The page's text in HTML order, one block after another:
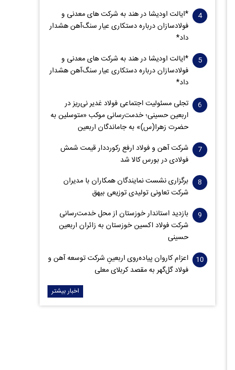
*ایالت اودیشا در هند به شرکت های معدنی و
فولادسازان درباره دستکاری عیار سنگ‌آهن هشدار
داد*
*ایالت اودیشا در هند به شرکت های معدنی و
فولادسازان درباره دستکاری عیار سنگ‌آهن هشدار
داد*
تجلی مسئولیت اجتماعی فولاد غدیر نی‌ریز در
اربعین حسینی؛ خدمت‌رسانی موکب «متوسلین به
حضرت زهرا(س)» به جاماندگان اربعین
شرکت آهن و فولاد ارفع رکورددار قیمت شمش
فولادی در بورس کالا شد
برگزاری نشست نمایندگان همکاران با مدیران
شرکت تعاونی تولیدی توزیعی بیهق
بازدید استاندار خوزستان از محل خدمت‌رسانی
شرکت فولاد اکسین خوزستان به زائران اربعین
حسینی
اعزام کاروان پیاده‌روی اربعینِ شرکت توسعه آهن و
فولاد گل‌گهر به مقصد کربلای معلی
اخبار بیشتر